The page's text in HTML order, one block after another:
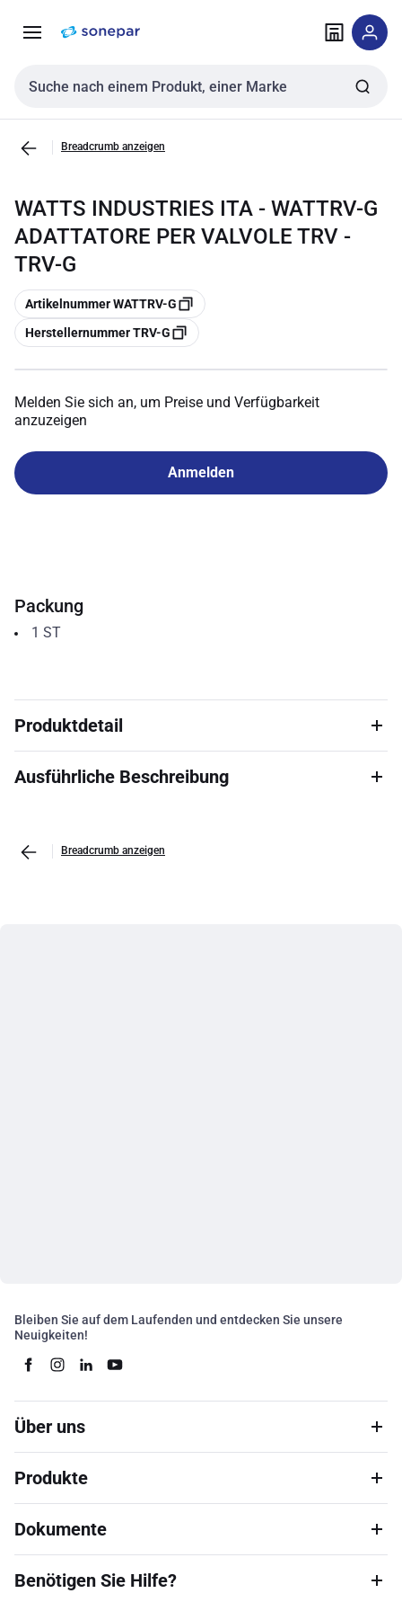
NavigationInhalt
Sucheingabe
Breadcrumb anzeigen
WATTS INDUSTRIES ITA - WATTRV-G
ADATTATORE PER VALVOLE TRV -
TRV-G
Kopieren
Artikelnummer WATTRV-G
Kopieren
Herstellernummer TRV-G
Melden Sie sich an, um Preise und Verfügbarkeit
anzuzeigen
Anmelden
Packung
1 ST
Produktdetail
Ausführliche Beschreibung
Breadcrumb anzeigen
Bleiben Sie auf dem Laufenden und entdecken Sie unsere
Neuigkeiten!
Über uns
Produkte
Dokumente
Benötigen Sie Hilfe?